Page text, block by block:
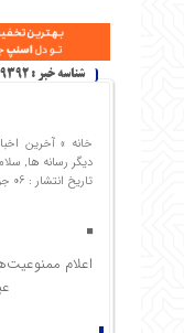
شناسه خبر : 19392
خانه »آخرین
دیگر رسانه ها,
تاریخ انتشار : 06 جولای 2022 - 13:25 |
اعلام